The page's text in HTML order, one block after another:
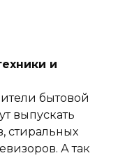
и
бытовой
выпускать
стиральных
А так